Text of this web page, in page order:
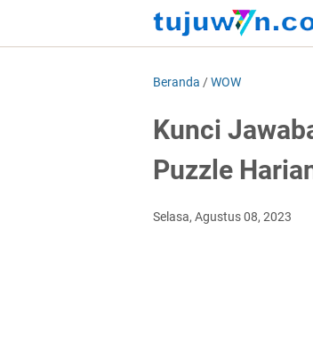
Beranda /WOW
Kunci
Puzzle
Selasa, Agustus 08, 2023